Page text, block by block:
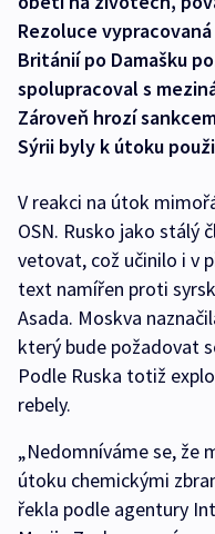
Rezoluce
Británií po Damašku
spolupracoval s
Zároveň hrozí
Sýrii byly k útoku
V reakci na útok
OSN. Rusko jako stálý
vetovat, což učinilo i v
text namířen proti
Asada. Moskva
který bude požadovat
Podle Ruska totiž
rebely.
„Nedomníváme se, že
útoku chemickými
řekla podle agentury